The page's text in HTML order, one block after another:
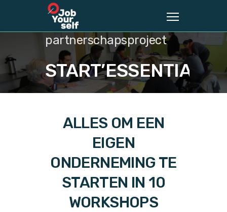
partnerschapsproject
START’ESSENTIALS
ALLES OM EEN
EIGEN
ONDERNEMING TE
STARTEN IN 10
WORKSHOPS